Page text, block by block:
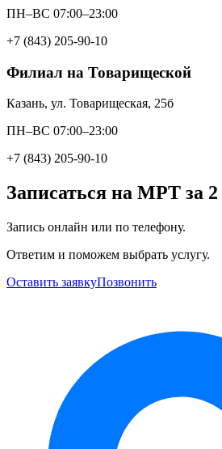
ПН–ВС 07:00–23:00
+7 (843) 205-90-10
Филиал на Товарищеской
Казань, ул. Товарищеская, 25б
ПН–ВС 07:00–23:00
+7 (843) 205-90-10
Записаться на МРТ за
Запись онлайн или по телефону.
Ответим и поможем выбрать услугу.
Оставить заявкуПозвонить